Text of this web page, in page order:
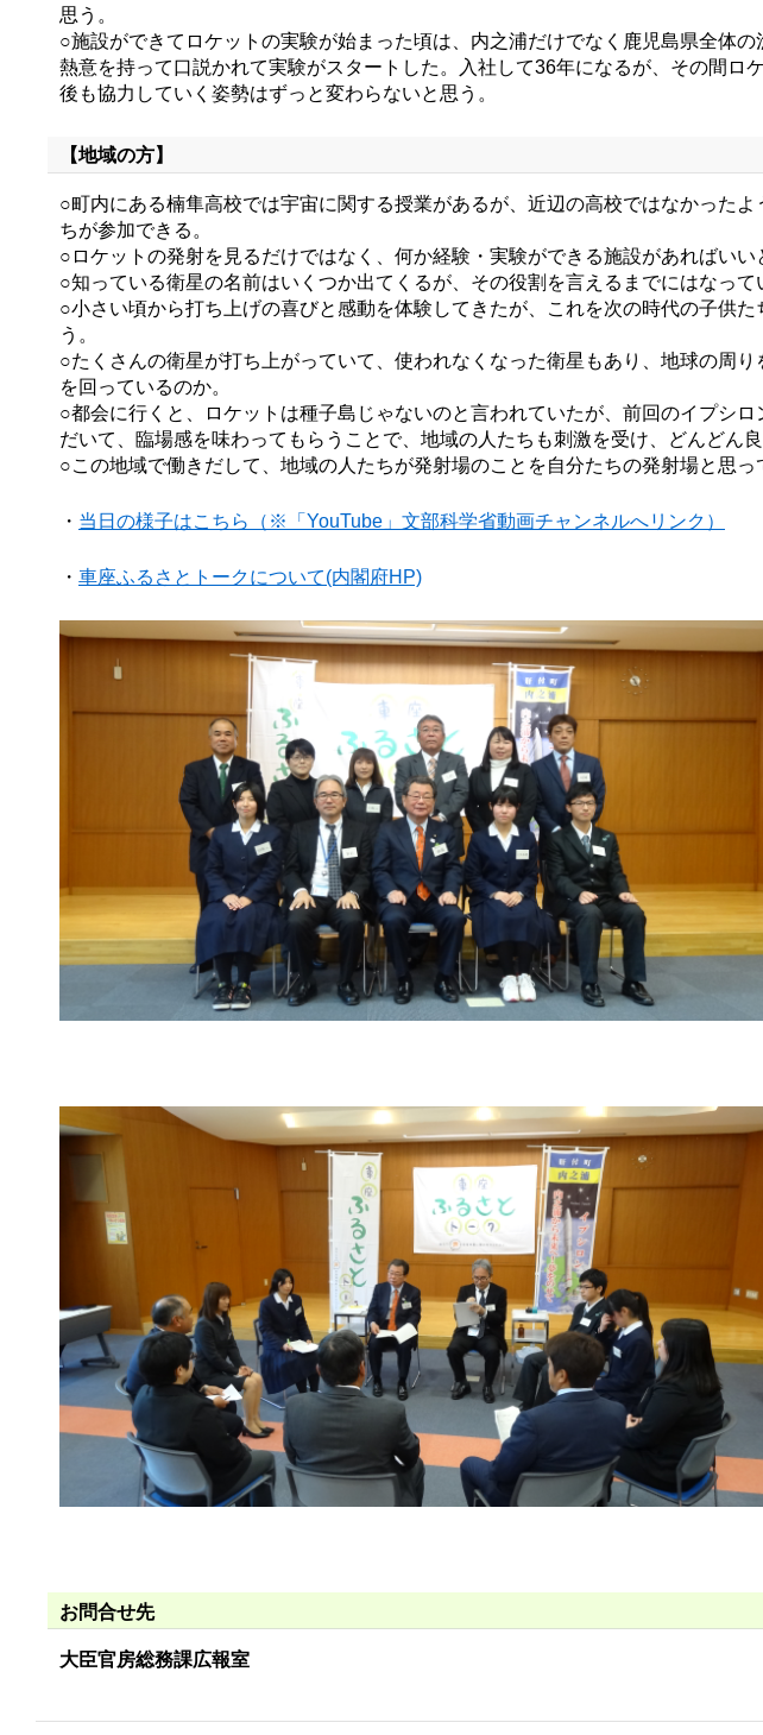
思う。
○施設ができてロケットの実験が始まった頃は、内之浦だけでなく鹿児島県全体
熱意を持って口説かれて実験がスタートした。入社して36年になるが、その間
後も協力していく姿勢はずっと変わらないと思う。
【地域の方】
○町内にある楠隼高校では宇宙に関する授業があるが、近辺の高校ではなかった
ちが参加できる。
○ロケットの発射を見るだけではなく、何か経験・実験ができる施設があればいい
○知っている衛星の名前はいくつか出てくるが、その役割を言えるまでにはなって
○小さい頃から打ち上げの喜びと感動を体験してきたが、これを次の時代の子供
う。
○たくさんの衛星が打ち上がっていて、使われなくなった衛星もあり、地球の周
を回っているのか。
○都会に行くと、ロケットは種子島じゃないのと言われていたが、前回のイプシ
だいて、臨場感を味わってもらうことで、地域の人たちも刺激を受け、どんどん
○この地域で働きだして、地域の人たちが発射場のことを自分たちの発射場と思っ
・ 当日の様子はこちら（※「YouTube」文部科学省動画チャンネルへリンク）
・ 車座ふるさとトークについて(内閣府HP)
お問合せ先
大臣官房総務課広報室